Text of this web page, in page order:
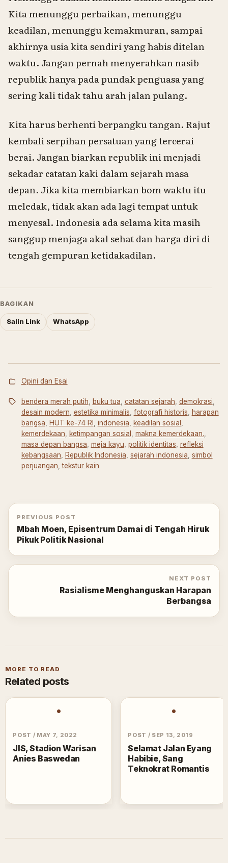
Kita menunggu perbaikan, menunggu
keadilan, menunggu kemakmuran, sampai
akhirnya usia kita sendiri yang habis ditelan
waktu. Jangan pernah menyerahkan nasib
republik hanya pada pundak penguasa yang
sering kali tidak tahu arah jalan pulang.
Kita harus berhenti berpangku tangan. Rajut
kembali serpihan persatuan yang tercerai
berai. Jangan biarkan republik ini menjadi
sekadar catatan kaki dalam sejarah masa
depan. Jika kita membiarkan bom waktu itu
meledak, tidak akan ada lagi tempat untuk
menyesal. Indonesia ada selama kita masih
sanggup menjaga akal sehat dan harga diri di
tengah gempuran ketidakadilan.
BAGIKAN
Salin Link WhatsApp
Opini dan Esai
bendera merah putih buku tua catatan sejarah demokrasi
desain modern estetika minimalis fotografi historis
harapan
bangsa
HUT ke-74 RI indonesia keadilan sosial
kemerdekaan
ketimpangan sosial makna kemerdekaan.
masa depan bangsa meja kayu politik identitas refleksi
kebangsaan
Republik Indonesia sejarah indonesia simbol
perjuangan ,tekstur kain
PREVIOUS POST
Mbah Moen, Episentrum Damai di Tengah Hiruk
Pikuk Politik Nasional
NEXT POST
Rasialisme Menghanguskan Harapan
Berbangsa
MORE TO READ
Related posts
•
POST / MAY 7, 2022
JIS, Stadion Warisan
Anies Baswedan
•
POST / SEP 13, 2019
Selamat Jalan Eyang
Habibie, Sang
Teknokrat Romantis